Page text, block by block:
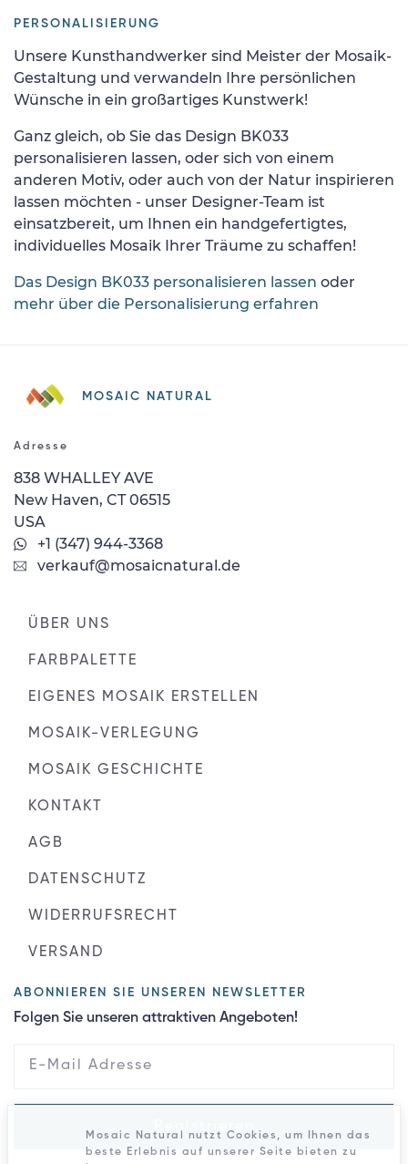
PERSONALISIERUNG
Unsere Kunsthandwerker sind Meister der Mosaik-
Gestaltung und verwandeln Ihre persönlichen
Wünsche in ein großartiges Kunstwerk!
Ganz gleich, ob Sie das Design BK033
personalisieren lassen, oder sich von einem
anderen Motiv, oder auch von der Natur inspirieren
lassen möchten - unser Designer-Team ist
einsatzbereit, um Ihnen ein handgefertigtes,
individuelles Mosaik Ihrer Träume zu schaffen!
Das Design BK033 personalisieren lassen oder
mehr über die Personalisierung erfahren
MOSAIC NATURAL
Adresse
838 WHALLEY AVE
New Haven, CT 06515
USA
+1 (347) 944-3368
verkauf@mosaicnatural.de
ÜBER UNS
FARBPALETTE
EIGENES MOSAIK ERSTELLEN
MOSAIK-VERLEGUNG
MOSAIK GESCHICHTE
KONTAKT
AGB
DATENSCHUTZ
WIDERRUFSRECHT
VERSAND
ABONNIEREN SIE UNSEREN NEWSLETTER
Folgen Sie unseren attraktiven Angeboten!
Mosaic Natural nutzt Cookies, um Ihnen das
beste Erlebnis auf unserer Seite bieten zu